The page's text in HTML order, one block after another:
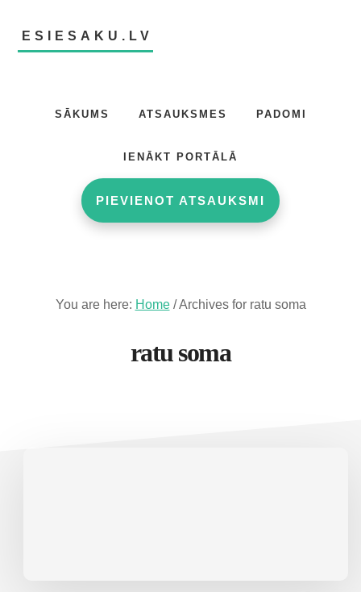
main
footerESIESAKU.LV
SĀKUMS ATSAUKSMES PADOMI
IENĀKT PORTĀLĀ
PIEVIENOT ATSAUKSMI
You are here: Home /Archives for ratu soma
ratu soma